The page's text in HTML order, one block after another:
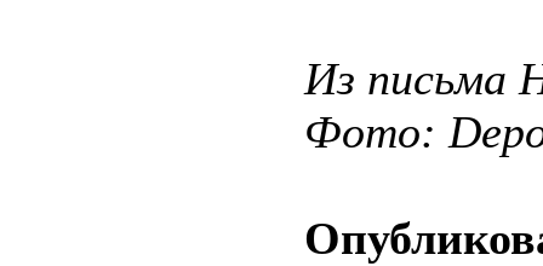
Из письма
Фото: